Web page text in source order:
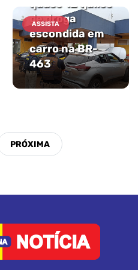
ASSISTA
quase 12 quilos
de droga
escondida em
carro na BR-
463